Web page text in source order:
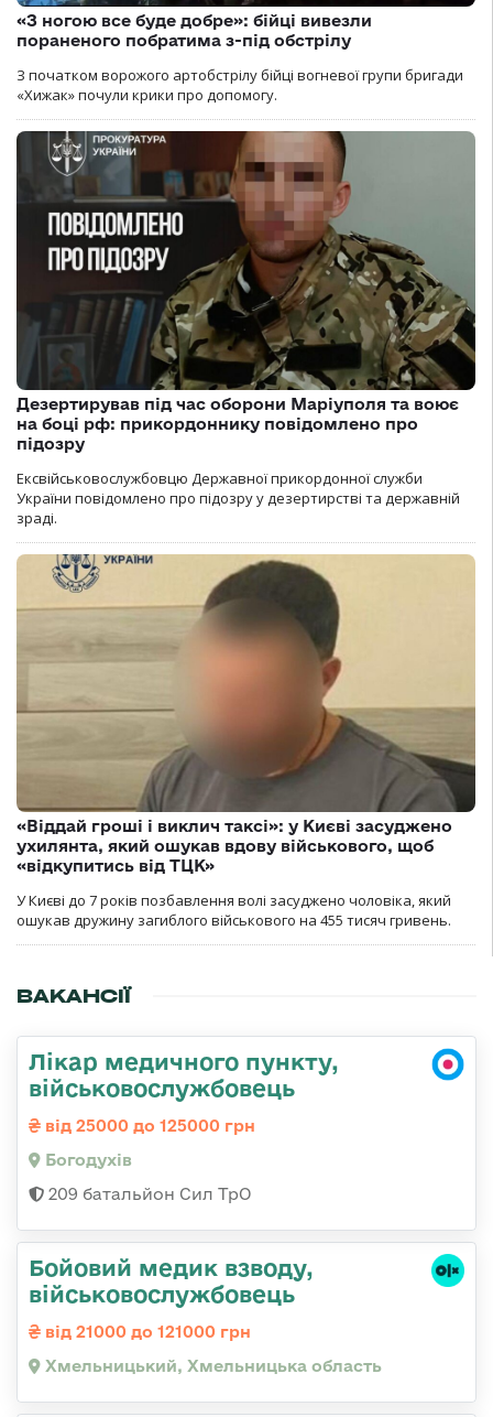
«З ногою все буде добре»: бійці вивезли
пораненого побратима з-під обстрілу
З початком ворожого артобстрілу бійці вогневої групи бригади
«Хижак» почули крики про допомогу.
Дезертирував під час оборони Маріуполя та воює
на боці рф: прикордоннику повідомлено про
підозру
Ексвійськовослужбовцю Державної прикордонної служби
України повідомлено про підозру у дезертирстві та державній
зраді.
«Віддай гроші і виклич таксі»: у Києві засуджено
ухилянта, який ошукав вдову військового, щоб
«відкупитись від ТЦК»
У Києві до 7 років позбавлення волі засуджено чоловіка, який
ошукав дружину загиблого військового на 455 тисяч гривень.
ВАКАНСІЇ
Лікар медичного пункту,
військовослужбовець
від 25000 до 125000 грн
Богодухів
209 батальйон Сил ТрО
Бойовий медик взводу,
військовослужбовець
від 21000 до 121000 грн
Хмельницький, Хмельницька область